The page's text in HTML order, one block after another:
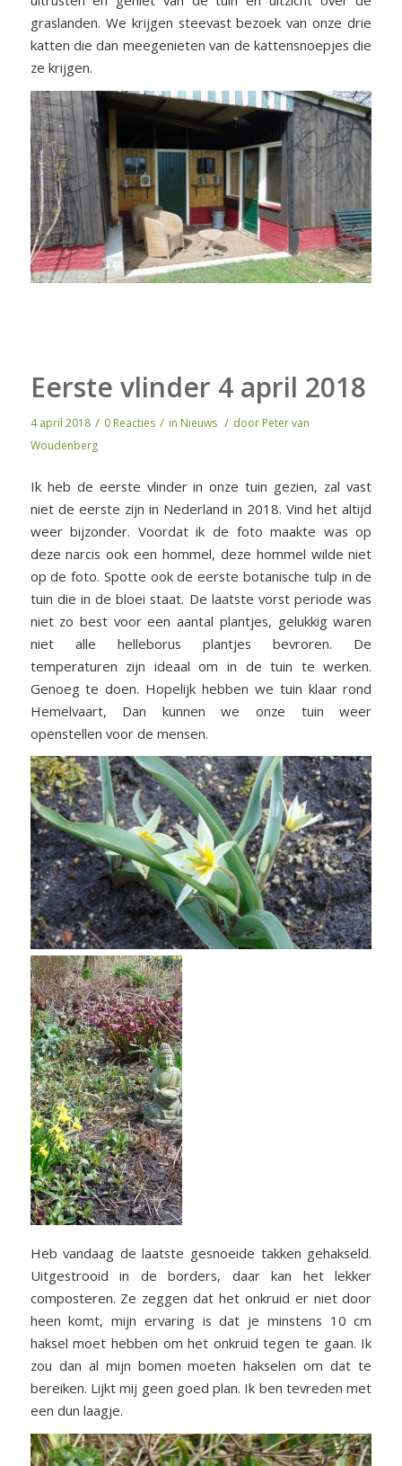
graslanden. We krijgen steevast bezoek van onze drie
katten die dan meegenieten van de kattensnoepjes die
ze krijgen.
Eerste vlinder 4 april 2018
4 april 2018 / 0 Reacties / in Nieuws / door Peter van
Woudenberg
Ik heb de eerste vlinder in onze tuin gezien, zal vast
niet de eerste zijn in Nederland in 2018. Vind het altijd
weer bijzonder. Voordat ik de foto maakte was op
deze narcis ook een hommel, deze hommel wilde niet
op de foto. Spotte ook de eerste botanische tulp in de
tuin die in de bloei staat. De laatste vorst periode was
niet zo best voor een aantal plantjes, gelukkig waren
niet alle helleborus plantjes bevroren. De
temperaturen zijn ideaal om in de tuin te werken.
Genoeg te doen. Hopelijk hebben we tuin klaar rond
Hemelvaart, Dan kunnen we onze tuin weer
openstellen voor de mensen.
Heb vandaag de laatste gesnoeide takken gehakseld.
Uitgestrooid in de borders, daar kan het lekker
composteren. Ze zeggen dat het onkruid er niet door
heen komt, mijn ervaring is dat je minstens 10 cm
haksel moet hebben om het onkruid tegen te gaan. Ik
zou dan al mijn bomen moeten hakselen om dat te
bereiken. Lijkt mij geen goed plan. Ik ben tevreden met
een dun laagje.